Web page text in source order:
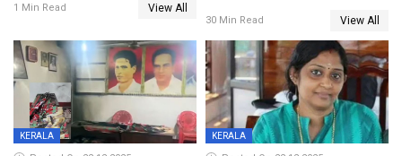
1 Min Read View All
30 Min Read View All
KERALA KERALA